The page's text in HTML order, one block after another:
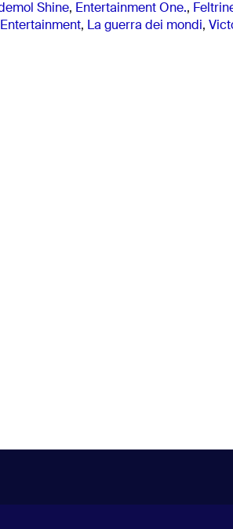
Shine, Entertainment One.,
, La guerra dei mondi,